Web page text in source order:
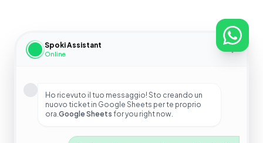
Spoki Assistant
Online
Ho ricevuto il tuo messaggio! Sto creando un
nuovo ticket in Google Sheets per te proprio
ora.Google Sheets for you right now.